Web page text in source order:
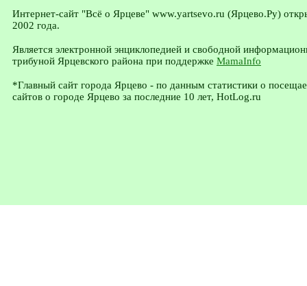
Интернет-сайт "Всё о Ярцеве" www.yartsevo.ru (Ярцево.Ру)
2002 года.
Является электронной энциклопедией и свободной
трибуной Ярцевского района при поддержке MamaInfo
*Главный сайт города Ярцево - по данным статистики о
сайтов о городе Ярцево за последние 10 лет, HotLog.ru